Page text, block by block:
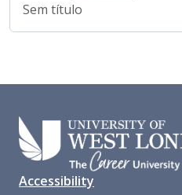
Sem título
Accessibility